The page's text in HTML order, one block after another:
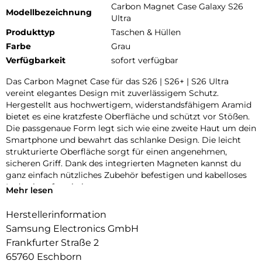
Modellbezeichnung
Carbon Magnet Case Galaxy S26
Ultra
Produkttyp
Taschen & Hüllen
Farbe
Grau
Verfügbarkeit
sofort verfügbar
Das Carbon Magnet Case für das S26 | S26+ | S26 Ultra
vereint elegantes Design mit zuverlässigem Schutz.
Hergestellt aus hochwertigem, widerstandsfähigem Aramid
bietet es eine kratzfeste Oberfläche und schützt vor Stößen.
Die passgenaue Form legt sich wie eine zweite Haut um dein
Smartphone und bewahrt das schlanke Design. Die leicht
strukturierte Oberfläche sorgt für einen angenehmen,
sicheren Griff. Dank des integrierten Magneten kannst du
ganz einfach nützliches Zubehör befestigen und kabelloses
Laden komfortabel nutzen.
Mehr lesen
Herstellerinformation
Samsung Electronics GmbH
Frankfurter Straße 2
65760 Eschborn